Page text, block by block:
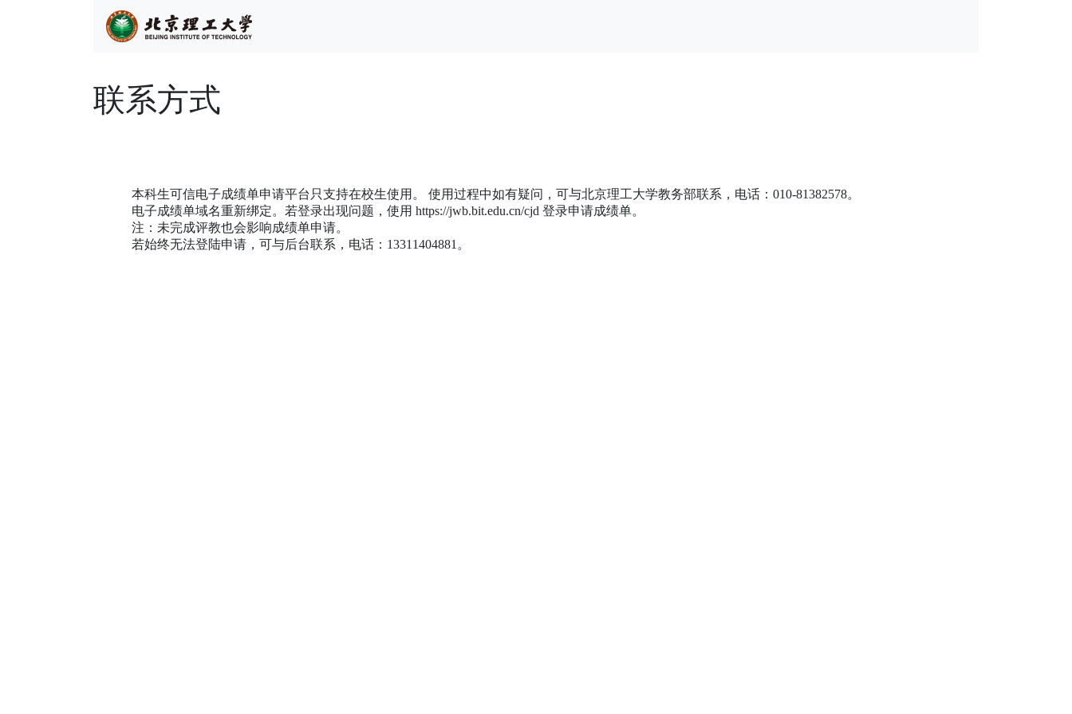
联系方式
本科生可信电子成绩单申请平台只支持在校生使用。 使用过程中如有疑问，可与北京理工大学教务部联系，电话：010-81382578。
电子成绩单域名重新绑定。若登录出现问题，使用 https://jwb.bit.edu.cn/cjd 登录申请成绩单。
注：未完成评教也会影响成绩单申请。
若始终无法登陆申请，可与后台联系，电话：13311404881。